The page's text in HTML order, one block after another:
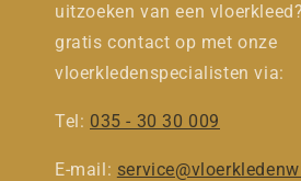
uitzoeken van een
gratis contact op met onze
vloerkledenspecialisten via:
Tel: 035 - 30 30 009
E-mail: